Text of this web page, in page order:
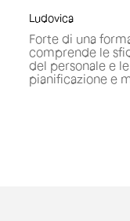
Ludovica
Forte di una
comprende le
del personale e
pianificazione e